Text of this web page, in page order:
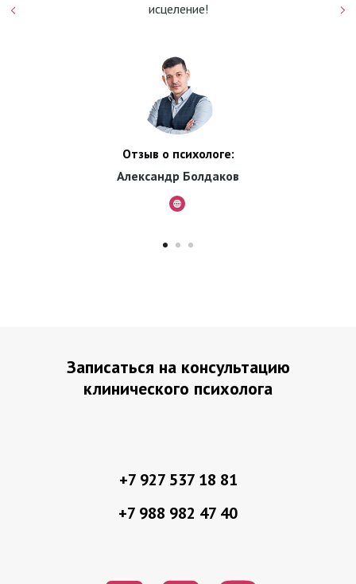
исцеление!
Отзыв о психологе:
Александр Болдаков
+7 927 537 18 81
Записаться на консультацию
клинического психолога
+7 988 982 47 40